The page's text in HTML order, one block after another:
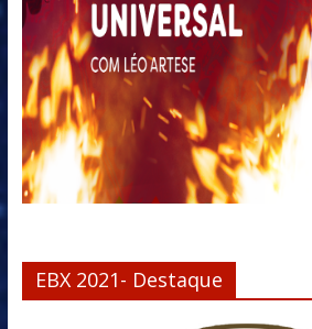
EBX 2021- Destaque